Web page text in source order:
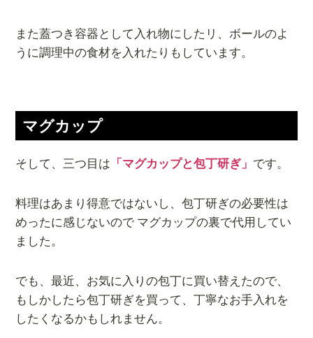
また蓋つき容器として入れ物にしたリ、ボールのよ
うに調理中の食材を入れたりもしています。
マグカップ
そして、三つ目は 「マグカップと包丁研ぎ」 です。
料理はあまり得意ではないし、包丁研ぎの必要性は
めったに感じないので マグカップの裏で代用してい
ました。
でも、最近、お気に入りの包丁に買い替えたので、
もしかしたら包丁研ぎを買って、丁寧なお手入れを
したくなるかもしれません。